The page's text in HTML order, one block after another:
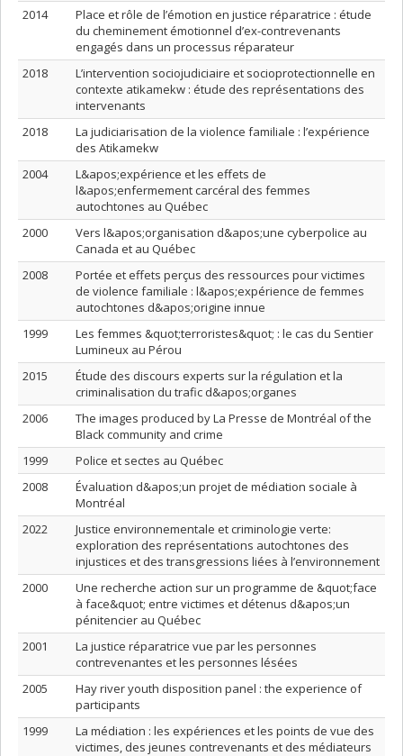
2014
Place et rôle de l’émotion en justice réparatrice : étude
du cheminement émotionnel d’ex-contrevenants
engagés dans un processus réparateur
2018
L’intervention sociojudiciaire et socioprotectionnelle en
contexte atikamekw : étude des représentations des
intervenants
2018
La judiciarisation de la violence familiale : l’expérience
des Atikamekw
2004
L&apos;expérience et les effets de
l&apos;enfermement carcéral des femmes
autochtones au Québec
2000
Vers l&apos;organisation d&apos;une cyberpolice au
Canada et au Québec
2008
Portée et effets perçus des ressources pour victimes
de violence familiale : l&apos;expérience de femmes
autochtones d&apos;origine innue
1999
Les femmes &quot;terroristes&quot; : le cas du Sentier
Lumineux au Pérou
2015
Étude des discours experts sur la régulation et la
criminalisation du trafic d&apos;organes
2006
The images produced by La Presse de Montréal of the
Black community and crime
1999
Police et sectes au Québec
2008
Évaluation d&apos;un projet de médiation sociale à
Montréal
2022
Justice environnementale et criminologie verte:
exploration des représentations autochtones des
injustices et des transgressions liées à l’environnement
2000
Une recherche action sur un programme de &quot;face
à face&quot; entre victimes et détenus d&apos;un
pénitencier au Québec
2001
La justice réparatrice vue par les personnes
contrevenantes et les personnes lésées
2005
Hay river youth disposition panel : the experience of
participants
1999
La médiation : les expériences et les points de vue des
victimes, des jeunes contrevenants et des médiateurs